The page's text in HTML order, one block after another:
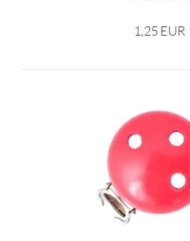
1,25 EUR